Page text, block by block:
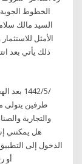
الخطوط
السيد مالك
الأمثل
ذلك يأتي بعد
طرفين يتولى
والتجارية
هل يمكنني
الدخول إلى
أو